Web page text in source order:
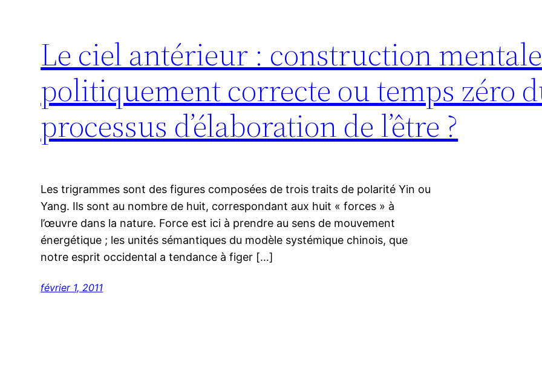
Le ciel antérieur : construction mentale
politiquement correcte ou temps zéro
processus d’élaboration de l’être ?
Les trigrammes sont des figures composées de trois traits de polarité Yin ou
Yang. Ils sont au nombre de huit, correspondant aux huit « forces » à
l’œuvre dans la nature. Force est ici à prendre au sens de mouvement
énergétique ; les unités sémantiques du modèle systémique chinois, que
notre esprit occidental a tendance à figer […]
février 1, 2011